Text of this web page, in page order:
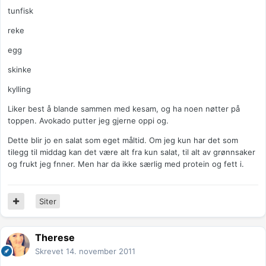
tunfisk
reke
egg
skinke
kylling
Liker best å blande sammen med kesam, og ha noen nøtter på
toppen. Avokado putter jeg gjerne oppi og.
Dette blir jo en salat som eget måltid. Om jeg kun har det som
tilegg til middag kan det være alt fra kun salat, til alt av grønnsaker
og frukt jeg fnner. Men har da ikke særlig med protein og fett i.
Siter
Therese
Skrevet 14. november 2011